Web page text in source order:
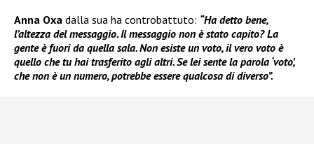
Anna Oxa dalla sua ha controbattuto: “Ha detto bene,
l’altezza del messaggio. Il messaggio non è stato capito? La
gente è fuori da quella sala. Non esiste un voto, il vero voto è
quello che tu hai trasferito agli altri. Se lei sente la parola ‘voto’,
che non è un numero, potrebbe essere qualcosa di diverso”.